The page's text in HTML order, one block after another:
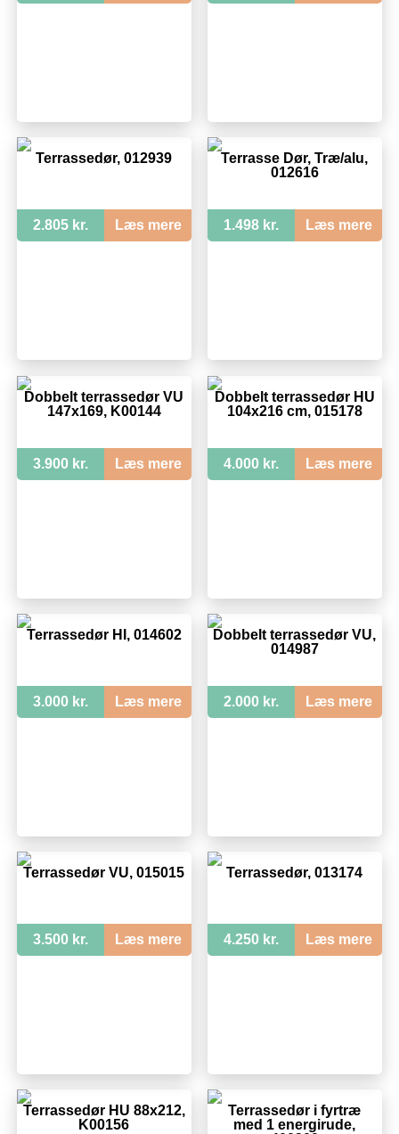
Terrassedør, 012939
2.805 kr. Læs mere
Terrasse Dør, Træ/alu,
012616
1.498 kr. Læs mere
Dobbelt terrassedør VU
147x169, K00144
3.900 kr. Læs mere
Dobbelt terrassedør HU
104x216 cm, 015178
4.000 kr. Læs mere
Terrassedør HI, 014602
3.000 kr. Læs mere
Dobbelt terrassedør VU,
014987
2.000 kr. Læs mere
Terrassedør VU, 015015
3.500 kr. Læs mere
Terrassedør, 013174
4.250 kr. Læs mere
Terrassedør HU 88x212,
K00156
Terrassedør i fyrtræ
med 1 energirude,